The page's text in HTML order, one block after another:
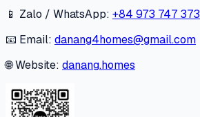
📱 Zalo / WhatsApp: +84 973 747 373
📧 Email: danang4homes@gmail.com
🌐 Website: danang.homes